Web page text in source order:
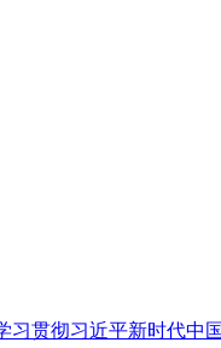
习贯彻习近平新时代中